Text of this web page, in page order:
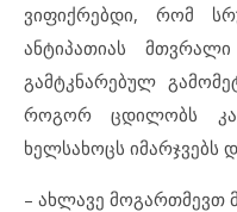
ვიფიქრებდი, რომ
ანტიპათიას
გამტკნარებულ
როგორ ცდილობს
ხელსახოცს იმარჯვებს
– ახლავე მოგართმევთ